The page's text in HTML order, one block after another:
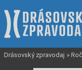
Drásovský zpravodaj »